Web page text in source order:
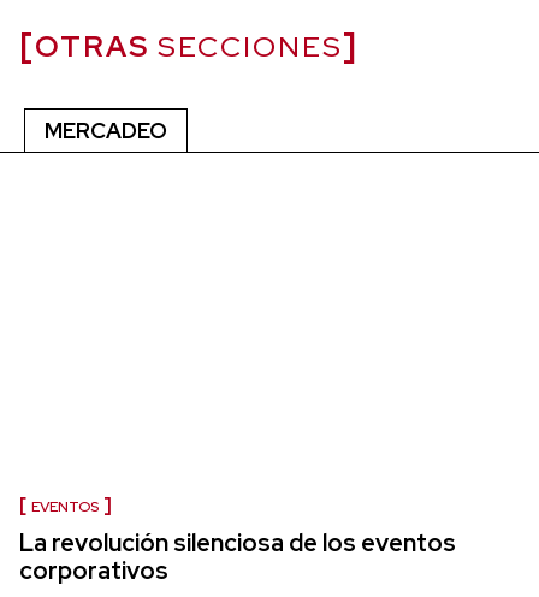
OTRAS SECCIONES
MERCADEO
EVENTOS
La revolución silenciosa de los eventos
corporativos